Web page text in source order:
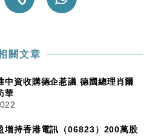
關文章
中資收購德企惹議 德國總理肖爾
華
增持香港電訊（06823）200萬股